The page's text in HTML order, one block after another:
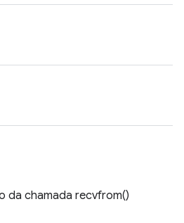
da chamada recvfrom()